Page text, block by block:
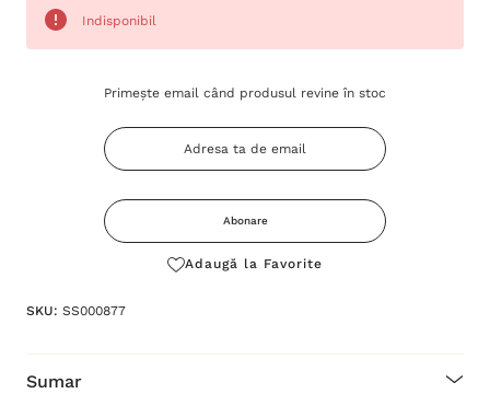
Indisponibil
Primește email când produsul revine în stoc
Abonare
Adaugă la Favorite
SKU: SS000877
Sumar